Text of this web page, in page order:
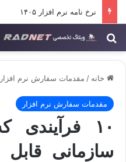
تعدیل در قراردادهای فناوری
جستجو برای
خانه / مقدمات سفارش نرم افزار
مقدمات سفارش نرم افزار
۱۰
سازمانی